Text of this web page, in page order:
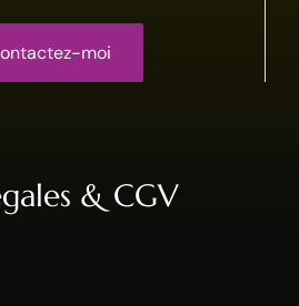
moi
& CGV